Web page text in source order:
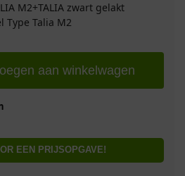
M2+TALIA zwart gelakt
Type Talia M2
aan winkelwagen
EEN PRIJSOPGAVE!